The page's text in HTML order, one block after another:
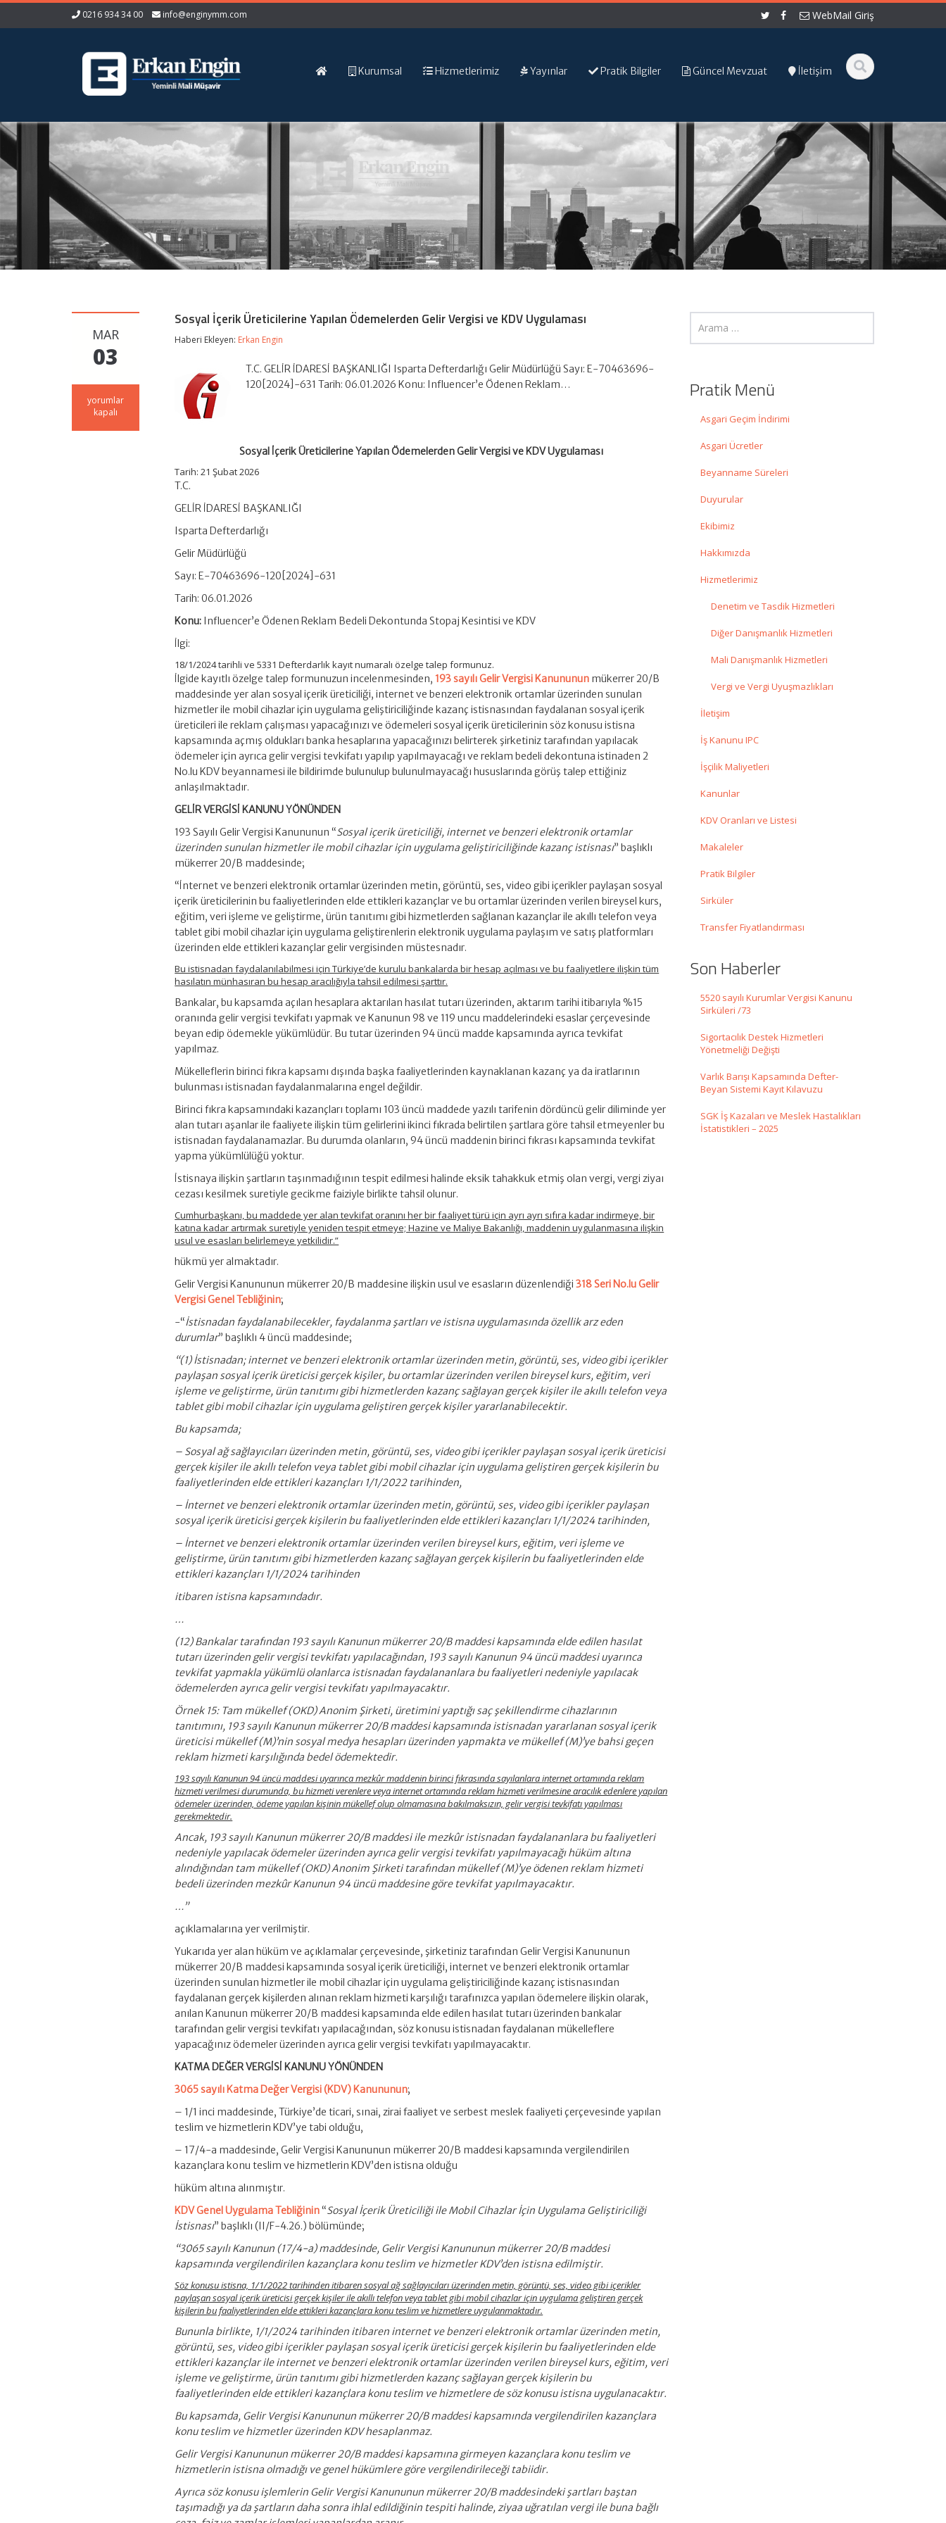
0216 934 34 00 info@enginymm.com WebMail Giriş
Kurumsal Hizmetlerimiz Yayınlar Pratik Bilgiler Güncel Mevzuat İletişim
MAR
03
Sosyal
İçerik
yorumlar
kapalı
Sosyal İçerik Üreticilerine Yapılan Ödemelerden Gelir Vergisi ve KDV Uygulaması
Haberi Ekleyen: Erkan Engin
T.C. GELİR İDARESİ BAŞKANLIĞI Isparta Defterdarlığı Gelir Müdürlüğü Sayı: E-70463696-
120[2024]-631 Tarih: 06.01.2026 Konu: Influencer’e Ödenen Reklam…
Sosyal İçerik Üreticilerine Yapılan Ödemelerden Gelir Vergisi ve KDV Uygulaması
Tarih:21 Şubat 2026
T.C.
GELİR İDARESİ BAŞKANLIĞI
Isparta Defterdarlığı
Gelir Müdürlüğü
Sayı: E-70463696-120[2024]-631
Tarih: 06.01.2026
Konu: Influencer’e Ödenen Reklam Bedeli Dekontunda Stopaj Kesintisi ve KDV
İlgi:
18/1/2024 tarihli ve 5331 Defterdarlık kayıt numaralı özelge talep formunuz.
İlgide kayıtlı özelge talep formunuzun incelenmesinden,193 sayılı Gelir Vergisi Kanununun mükerrer 20/B
maddesinde yer alan sosyal içerik üreticiliği, internet ve benzeri elektronik ortamlar üzerinden sunulan
hizmetler ile mobil cihazlar için uygulama geliştiriciliğinde kazanç istisnasından faydalanan sosyal içerik
üreticileri ile reklam çalışması yapacağınızı ve ödemeleri sosyal içerik üreticilerinin söz konusu istisna
kapsamında açmış oldukları banka hesaplarına yapacağınızı belirterek şirketiniz tarafından yapılacak
ödemeler için ayrıca gelir vergisi tevkifatı yapılıp yapılmayacağı ve reklam bedeli dekontuna istinaden 2
No.lu KDV beyannamesi ile bildirimde bulunulup bulunulmayacağı hususlarında görüş talep ettiğiniz
anlaşılmaktadır.
GELİR VERGİSİ KANUNU YÖNÜNDEN
193 Sayılı Gelir Vergisi Kanununun “Sosyal içerik üreticiliği, internet ve benzeri elektronik ortamlar
üzerinden sunulan hizmetler ile mobil cihazlar için uygulama geliştiriciliğinde kazanç istisnası” başlıklı
mükerrer 20/B maddesinde;
“İnternet ve benzeri elektronik ortamlar üzerinden metin, görüntü, ses, video gibi içerikler paylaşan sosyal
içerik üreticilerinin bu faaliyetlerinden elde ettikleri kazançlar ve bu ortamlar üzerinden verilen bireysel kurs,
eğitim, veri işleme ve geliştirme, ürün tanıtımı gibi hizmetlerden sağlanan kazançlar ile akıllı telefon veya
tablet gibi mobil cihazlar için uygulama geliştirenlerin elektronik uygulama paylaşım ve satış platformları
üzerinden elde ettikleri kazançlar gelir vergisinden müstesnadır.
Bu istisnadan faydalanılabilmesi için Türkiye’de kurulu bankalarda bir hesap açılması ve bu faaliyetlere ilişkin tüm
hasılatın münhasıran bu hesap aracılığıyla tahsil edilmesi şarttır.
Bankalar, bu kapsamda açılan hesaplara aktarılan hasılat tutarı üzerinden, aktarım tarihi itibarıyla %15
oranında gelir vergisi tevkifatı yapmak ve Kanunun 98 ve 119 uncu maddelerindeki esaslar çerçevesinde
beyan edip ödemekle yükümlüdür. Bu tutar üzerinden 94 üncü madde kapsamında ayrıca tevkifat
yapılmaz.
Mükelleflerin birinci fıkra kapsamı dışında başka faaliyetlerinden kaynaklanan kazanç ya da iratlarının
bulunması istisnadan faydalanmalarına engel değildir.
Birinci fıkra kapsamındaki kazançları toplamı 103 üncü maddede yazılı tarifenin dördüncü gelir diliminde yer
alan tutarı aşanlar ile faaliyete ilişkin tüm gelirlerini ikinci fıkrada belirtilen şartlara göre tahsil etmeyenler bu
istisnadan faydalanamazlar. Bu durumda olanların, 94 üncü maddenin birinci fıkrası kapsamında tevkifat
yapma yükümlülüğü yoktur.
İstisnaya ilişkin şartların taşınmadığının tespit edilmesi halinde eksik tahakkuk etmiş olan vergi, vergi ziyaı
cezası kesilmek suretiyle gecikme faiziyle birlikte tahsil olunur.
Cumhurbaşkanı, bu maddede yer alan tevkifat oranını her bir faaliyet türü için ayrı ayrı sıfıra kadar indirmeye, bir
katına kadar artırmak suretiyle yeniden tespit etmeye; Hazine ve Maliye Bakanlığı, maddenin uygulanmasına ilişkin
usul ve esasları belirlemeye yetkilidir.”
hükmü yer almaktadır.
Gelir Vergisi Kanununun mükerrer 20/B maddesine ilişkin usul ve esasların düzenlendiği318 Seri No.lu Gelir
Vergisi Genel Tebliğinin;
-“İstisnadan faydalanabilecekler, faydalanma şartları ve istisna uygulamasında özellik arz eden
durumlar” başlıklı 4 üncü maddesinde;
“(1) İstisnadan; internet ve benzeri elektronik ortamlar üzerinden metin, görüntü, ses, video gibi içerikler
paylaşan sosyal içerik üreticisi gerçek kişiler, bu ortamlar üzerinden verilen bireysel kurs, eğitim, veri
işleme ve geliştirme, ürün tanıtımı gibi hizmetlerden kazanç sağlayan gerçek kişiler ile akıllı telefon veya
tablet gibi mobil cihazlar için uygulama geliştiren gerçek kişiler yararlanabilecektir.
Bu kapsamda;
– Sosyal ağ sağlayıcıları üzerinden metin, görüntü, ses, video gibi içerikler paylaşan sosyal içerik üreticisi
gerçek kişiler ile akıllı telefon veya tablet gibi mobil cihazlar için uygulama geliştiren gerçek kişilerin bu
faaliyetlerinden elde ettikleri kazançları 1/1/2022 tarihinden,
– İnternet ve benzeri elektronik ortamlar üzerinden metin, görüntü, ses, video gibi içerikler paylaşan
sosyal içerik üreticisi gerçek kişilerin bu faaliyetlerinden elde ettikleri kazançları 1/1/2024 tarihinden,
– İnternet ve benzeri elektronik ortamlar üzerinden verilen bireysel kurs, eğitim, veri işleme ve
geliştirme, ürün tanıtımı gibi hizmetlerden kazanç sağlayan gerçek kişilerin bu faaliyetlerinden elde
ettikleri kazançları 1/1/2024 tarihinden
itibaren istisna kapsamındadır.
…
(12) Bankalar tarafından 193 sayılı Kanunun mükerrer 20/B maddesi kapsamında elde edilen hasılat
tutarı üzerinden gelir vergisi tevkifatı yapılacağından, 193 sayılı Kanunun 94 üncü maddesi uyarınca
tevkifat yapmakla yükümlü olanlarca istisnadan faydalananlara bu faaliyetleri nedeniyle yapılacak
ödemelerden ayrıca gelir vergisi tevkifatı yapılmayacaktır.
Örnek 15: Tam mükellef (OKD) Anonim Şirketi, üretimini yaptığı saç şekillendirme cihazlarının
tanıtımını, 193 sayılı Kanunun mükerrer 20/B maddesi kapsamında istisnadan yararlanan sosyal içerik
üreticisi mükellef (M)’nin sosyal medya hesapları üzerinden yapmakta ve mükellef (M)’ye bahsi geçen
reklam hizmeti karşılığında bedel ödemektedir.
193 sayılı Kanunun 94 üncü maddesi uyarınca mezkûr maddenin birinci fıkrasında sayılanlara internet ortamında reklam
hizmeti verilmesi durumunda, bu hizmeti verenlere veya internet ortamında reklam hizmeti verilmesine aracılık edenlere yapılan
ödemeler üzerinden, ödeme yapılan kişinin mükellef olup olmamasına bakılmaksızın, gelir vergisi tevkifatı yapılması
gerekmektedir.
Ancak, 193 sayılı Kanunun mükerrer 20/B maddesi ile mezkûr istisnadan faydalananlara bu faaliyetleri
nedeniyle yapılacak ödemeler üzerinden ayrıca gelir vergisi tevkifatı yapılmayacağı hüküm altına
alındığından tam mükellef (OKD) Anonim Şirketi tarafından mükellef (M)’ye ödenen reklam hizmeti
bedeli üzerinden mezkûr Kanunun 94 üncü maddesine göre tevkifat yapılmayacaktır.
…”
açıklamalarına yer verilmiştir.
Yukarıda yer alan hüküm ve açıklamalar çerçevesinde, şirketiniz tarafından Gelir Vergisi Kanununun
mükerrer 20/B maddesi kapsamında sosyal içerik üreticiliği, internet ve benzeri elektronik ortamlar
üzerinden sunulan hizmetler ile mobil cihazlar için uygulama geliştiriciliğinde kazanç istisnasından
faydalanan gerçek kişilerden alınan reklam hizmeti karşılığı tarafınızca yapılan ödemelere ilişkin olarak,
anılan Kanunun mükerrer 20/B maddesi kapsamında elde edilen hasılat tutarı üzerinden bankalar
tarafından gelir vergisi tevkifatı yapılacağından, söz konusu istisnadan faydalanan mükelleflere
yapacağınız ödemeler üzerinden ayrıca gelir vergisi tevkifatı yapılmayacaktır.
KATMA DEĞER VERGİSİ KANUNU YÖNÜNDEN
3065 sayılı Katma Değer Vergisi (KDV) Kanununun;
– 1/1 inci maddesinde, Türkiye’de ticari, sınai, zirai faaliyet ve serbest meslek faaliyeti çerçevesinde yapılan
teslim ve hizmetlerin KDV’ye tabi olduğu,
– 17/4-a maddesinde, Gelir Vergisi Kanununun mükerrer 20/B maddesi kapsamında vergilendirilen
kazançlara konu teslim ve hizmetlerin KDV’den istisna olduğu
hüküm altına alınmıştır.
KDV Genel Uygulama Tebliğinin “Sosyal İçerik Üreticiliği ile Mobil Cihazlar İçin Uygulama Geliştiriciliği
İstisnası” başlıklı (II/F-4.26.) bölümünde;
“3065 sayılı Kanunun (17/4-a) maddesinde, Gelir Vergisi Kanununun mükerrer 20/B maddesi
kapsamında vergilendirilen kazançlara konu teslim ve hizmetler KDV’den istisna edilmiştir.
Söz konusu istisna, 1/1/2022 tarihinden itibaren sosyal ağ sağlayıcıları üzerinden metin, görüntü, ses, video gibi içerikler
paylaşan sosyal içerik üreticisi gerçek kişiler ile akıllı telefon veya tablet gibi mobil cihazlar için uygulama geliştiren gerçek
kişilerin bu faaliyetlerinden elde ettikleri kazançlara konu teslim ve hizmetlere uygulanmaktadır.
Bununla birlikte, 1/1/2024 tarihinden itibaren internet ve benzeri elektronik ortamlar üzerinden metin,
görüntü, ses, video gibi içerikler paylaşan sosyal içerik üreticisi gerçek kişilerin bu faaliyetlerinden elde
ettikleri kazançlar ile internet ve benzeri elektronik ortamlar üzerinden verilen bireysel kurs, eğitim, veri
işleme ve geliştirme, ürün tanıtımı gibi hizmetlerden kazanç sağlayan gerçek kişilerin bu
faaliyetlerinden elde ettikleri kazançlara konu teslim ve hizmetlere de söz konusu istisna uygulanacaktır.
Bu kapsamda, Gelir Vergisi Kanununun mükerrer 20/B maddesi kapsamında vergilendirilen kazançlara
konu teslim ve hizmetler üzerinden KDV hesaplanmaz.
Gelir Vergisi Kanununun mükerrer 20/B maddesi kapsamına girmeyen kazançlara konu teslim ve
hizmetlerin istisna olmadığı ve genel hükümlere göre vergilendirileceği tabiidir.
Ayrıca söz konusu işlemlerin Gelir Vergisi Kanununun mükerrer 20/B maddesindeki şartları baştan
taşımadığı ya da şartların daha sonra ihlal edildiğinin tespiti halinde, ziyaa uğratılan vergi ile buna bağlı
Pratik Menü
Asgari Geçim İndirimi
Asgari Ücretler
Beyanname Süreleri
Duyurular
Ekibimiz
Hakkımızda
Hizmetlerimiz
Denetim ve Tasdik Hizmetleri
Diğer Danışmanlık Hizmetleri
Mali Danışmanlık Hizmetleri
Vergi ve Vergi Uyuşmazlıkları
İletişim
İş Kanunu IPC
İşçilik Maliyetleri
Kanunlar
KDV Oranları ve Listesi
Makaleler
Pratik Bilgiler
Sirküler
Transfer Fiyatlandırması
Son Haberler
5520 sayılı Kurumlar Vergisi Kanunu
Sirküleri /73
Sigortacılık Destek Hizmetleri
Yönetmeliği Değişti
Varlık Barışı Kapsamında Defter-
Beyan Sistemi Kayıt Kılavuzu
SGK İş Kazaları ve Meslek Hastalıkları
İstatistikleri – 2025